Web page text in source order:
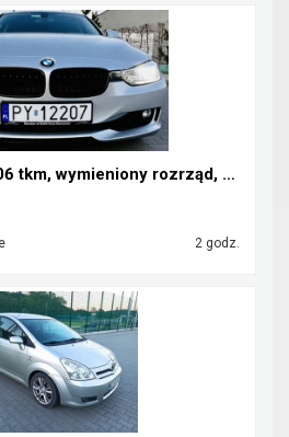
BMW F31, 2014r, 206 tkm, wymieniony rozrząd, pełen...
2 godz.